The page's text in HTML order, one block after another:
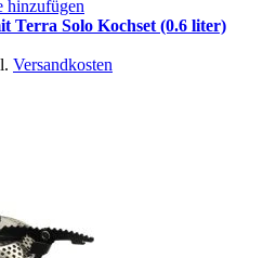
hinzufügen
Terra Solo Kochset (0.6 liter)
Versandkosten